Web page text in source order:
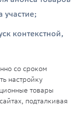
участие;
контекстной,
со сроком
настройку
товары
подталкивая